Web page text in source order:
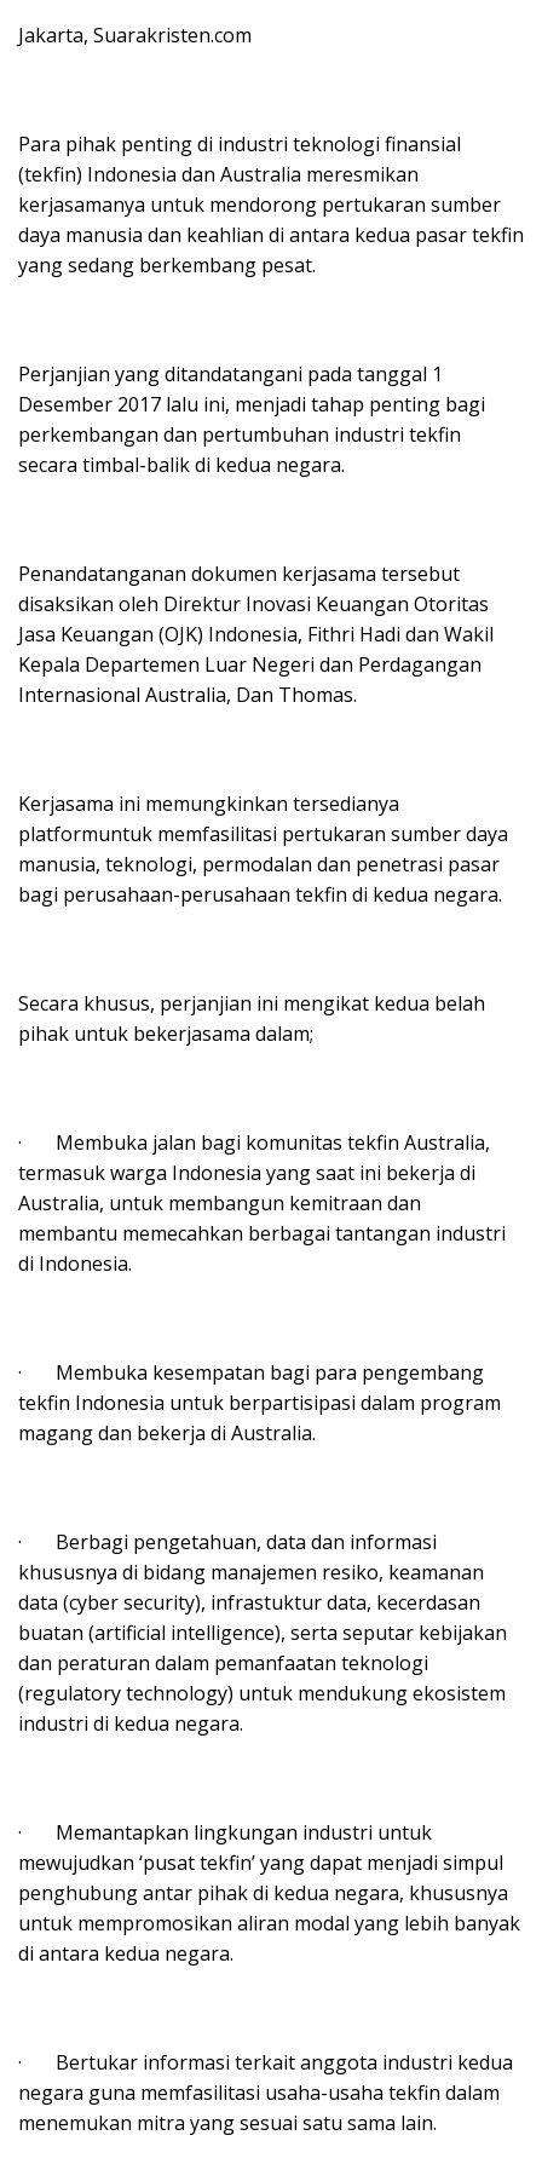
Jakarta, Suarakristen.com
Para pihak penting di industri teknologi finansial
(tekfin) Indonesia dan Australia meresmikan
kerjasamanya untuk mendorong pertukaran sumber
daya manusia dan keahlian di antara kedua pasar tekfin
yang sedang berkembang pesat.
Perjanjian yang ditandatangani pada tanggal 1
Desember 2017 lalu ini, menjadi tahap penting bagi
perkembangan dan pertumbuhan industri tekfin
secara timbal-balik di kedua negara.
Penandatanganan dokumen kerjasama tersebut
disaksikan oleh Direktur Inovasi Keuangan Otoritas
Jasa Keuangan (OJK) Indonesia, Fithri Hadi dan Wakil
Kepala Departemen Luar Negeri dan Perdagangan
Internasional Australia, Dan Thomas.
Kerjasama ini memungkinkan tersedianya
platformuntuk memfasilitasi pertukaran sumber daya
manusia, teknologi, permodalan dan penetrasi pasar
bagi perusahaan-perusahaan tekfin di kedua negara.
Secara khusus, perjanjian ini mengikat kedua belah
pihak untuk bekerjasama dalam;
· Membuka jalan bagi komunitas tekfin Australia,
termasuk warga Indonesia yang saat ini bekerja di
Australia, untuk membangun kemitraan dan
membantu memecahkan berbagai tantangan industri
di Indonesia.
· Membuka kesempatan bagi para pengembang
tekfin Indonesia untuk berpartisipasi dalam program
magang dan bekerja di Australia.
· Berbagi pengetahuan, data dan informasi
khususnya di bidang manajemen resiko, keamanan
data (cyber security), infrastuktur data, kecerdasan
buatan (artificial intelligence), serta seputar kebijakan
dan peraturan dalam pemanfaatan teknologi
(regulatory technology) untuk mendukung ekosistem
industri di kedua negara.
· Memantapkan lingkungan industri untuk
mewujudkan ‘pusat tekfin’ yang dapat menjadi simpul
penghubung antar pihak di kedua negara, khususnya
untuk mempromosikan aliran modal yang lebih banyak
di antara kedua negara.
· Bertukar informasi terkait anggota industri kedua
negara guna memfasilitasi usaha-usaha tekfin dalam
menemukan mitra yang sesuai satu sama lain.